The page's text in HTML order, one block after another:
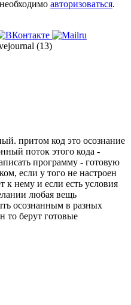
авторизоваться.
(13)
притом код это осознание
поток этого кода -
программу - готовую
если у того не настроен
к нему и если есть условия
любая вещь
осознанным в разных
то берут готовые